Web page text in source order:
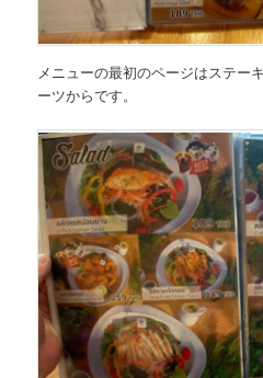
メニューの最初のページはステー
ーツからです。